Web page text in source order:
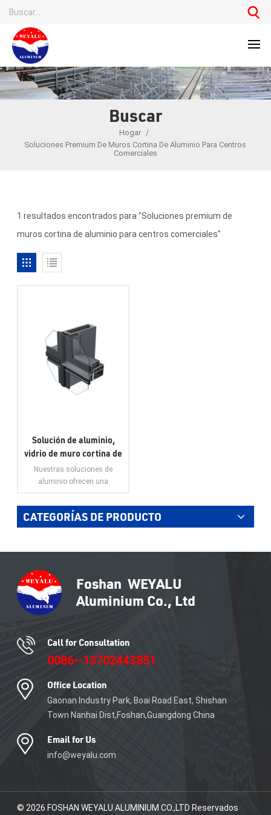
Buscar
Hogar /
Soluciones Premium De Muros Cortina De Aluminio Para Centros
Comerciales
1 resultados encontrados para "Soluciones premium de
muros cortina de aluminio para centros comerciales"
Solución de aluminio,
vidrio de muro cortina de
aluminio para centros
comerciales y soluciones
edificios altos
Nuestras soluciones de
aluminio ofrecen una
estilo, resistencia y
sostenibilidad, lo que las
convierte en la opción
comerciales modernos y
Centrándonos en la
innovación y la ingeniería de
precisión, ofrecemos una
amplia gama de productos de
demandas únicas de su
CATEGORÍAS DE PRODUCTO
Call for Consultation
0086—13702443851
Office Location
Gaonan Industry Park, Boai Road East, Shishan
Town Nanhai Dist,Foshan,Guangdong China
Email for Us
info@weyalu.com
© 2026 FOSHAN WEYALU ALUMINIUM CO.,LTD Reservados